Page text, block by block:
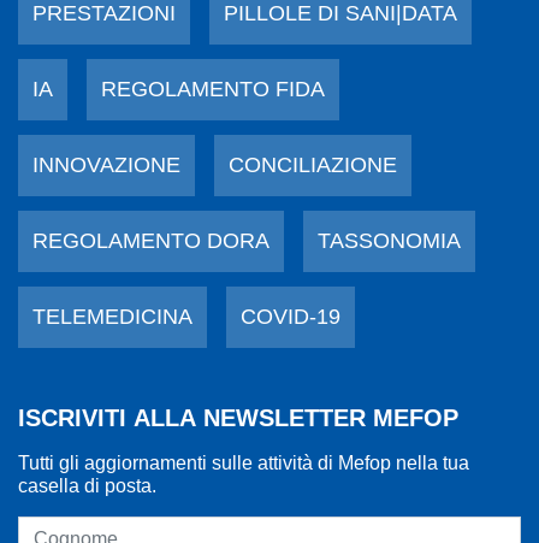
PRESTAZIONI PILLOLE DI SANI|DATA
IA REGOLAMENTO FIDA
INNOVAZIONE CONCILIAZIONE
REGOLAMENTO DORA TASSONOMIA
TELEMEDICINA COVID-19
ISCRIVITI ALLA NEWSLETTER MEFOP
Tutti gli aggiornamenti sulle attività di Mefop nella tua
casella di posta.